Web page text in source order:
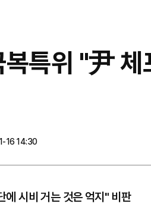
특위 "尹 체
16 14:30
에 시비 거는 것은 억지" 비판